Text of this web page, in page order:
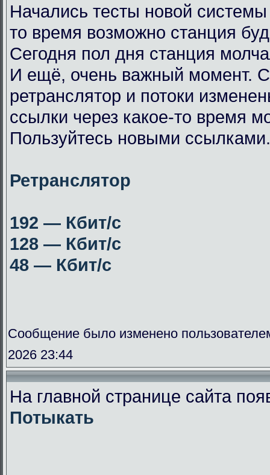
Начались тесты новой
то время возможно станция
Сегодня пол дня станция
И ещё, очень важный момент.
ретранслятор и потоки
ссылки через какое-то время
Пользуйтесь новыми ссылками.
Ретранслятор
192 — Кбит/с
128 — Кбит/с
48 — Кбит/с
Сообщение было изменено
2026 23:44
На главной странице сайта
Потыкать